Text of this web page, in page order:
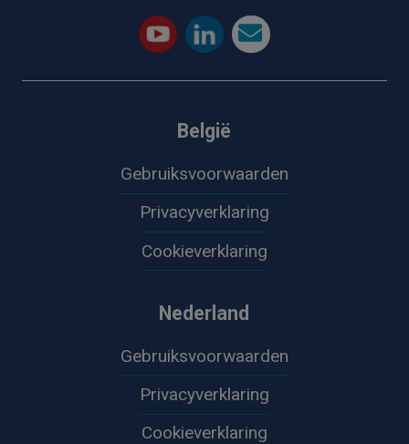
België
Gebruiksvoorwaarden
Privacyverklaring
Cookieverklaring
Nederland
Gebruiksvoorwaarden
Privacyverklaring
Cookieverklaring